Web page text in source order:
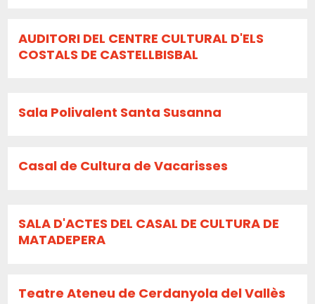
AUDITORI DEL CENTRE CULTURAL D'ELS
COSTALS DE CASTELLBISBAL
Sala Polivalent Santa Susanna
Casal de Cultura de Vacarisses
SALA D'ACTES DEL CASAL DE CULTURA DE
MATADEPERA
Teatre Ateneu de Cerdanyola del Vallès